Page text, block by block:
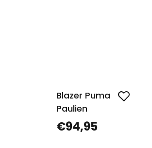
Blazer Puma
Paulien
€94,95